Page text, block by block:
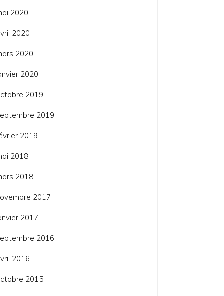
2020
2020
2020
2020
2019
2019
2019
2018
2018
2017
2017
2016
2016
2015